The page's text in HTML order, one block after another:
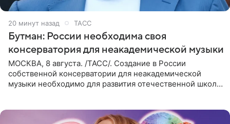
21 минуту назад ТАСС
Бутман: России необходима своя
консерватория для неакадемической музыки
МОСКВА, 8 августа. /ТАСС/. Создание в России
собственной консерватории для неакадемической
музыки необходимо для развития отечественной школы